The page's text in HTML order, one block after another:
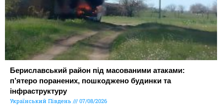
Бериславський район під масованими атаками:
п’ятеро поранених, пошкоджено будинки та
інфраструктуру
Український Південь 07/08/2026